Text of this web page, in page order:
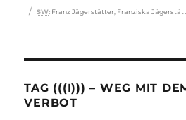
Schlagwörter
SW: Franz Jägerstätter Franziska
TAG (((I))) – WEG MIT
VERBOT